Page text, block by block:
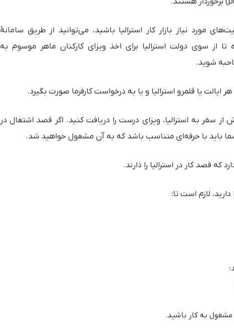
مورد نیاز بازار کار استرالیا باشید، می‌توانید از طریق سامانۀ
تا از سوی دولت استرالیا برای اخذ ویزای کارکنان ماهر موسوم به
ایالت یا قلمرو استرالیا و یا به درخواست کارفرما صورت بگیرد.
سفر به استرالیا، ویزای درست را دریافت کنید. اگر قصد اشتغال در
شما باید با حرفه‌ای متناسب باشد که به آن مشغول خواهید شد.
لازم است تا:
به کار باشید.